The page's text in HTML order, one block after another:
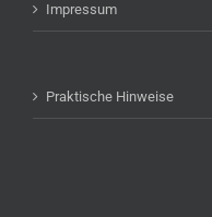
Impressum
Praktische Hinweise